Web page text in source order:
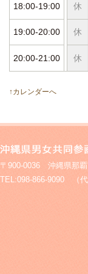
18:00-19:00 休
19:00-20:00 休
20:00-21:00 休
↑カレンダーへ
〒900-0036 沖縄県那覇
TEL:098-866-9090 （